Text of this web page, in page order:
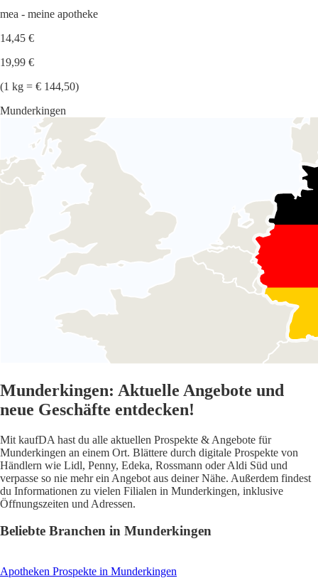
mea - meine apotheke
14,45 €
19,99 €
(1 kg = € 144,50)
Munderkingen
Munderkingen: Aktuelle Angebote und
neue Geschäfte entdecken!
Mit kaufDA hast du alle aktuellen Prospekte & Angebote für
Munderkingen an einem Ort. Blättere durch digitale Prospekte von
Händlern wie Lidl, Penny, Edeka, Rossmann oder Aldi Süd und
verpasse so nie mehr ein Angebot aus deiner Nähe. Außerdem findest
du Informationen zu vielen Filialen in Munderkingen, inklusive
Öffnungszeiten und Adressen.
Beliebte Branchen in Munderkingen
Apotheken Prospekte in Munderkingen